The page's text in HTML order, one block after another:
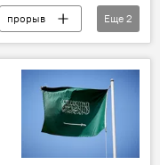
прорыв
Еще 2